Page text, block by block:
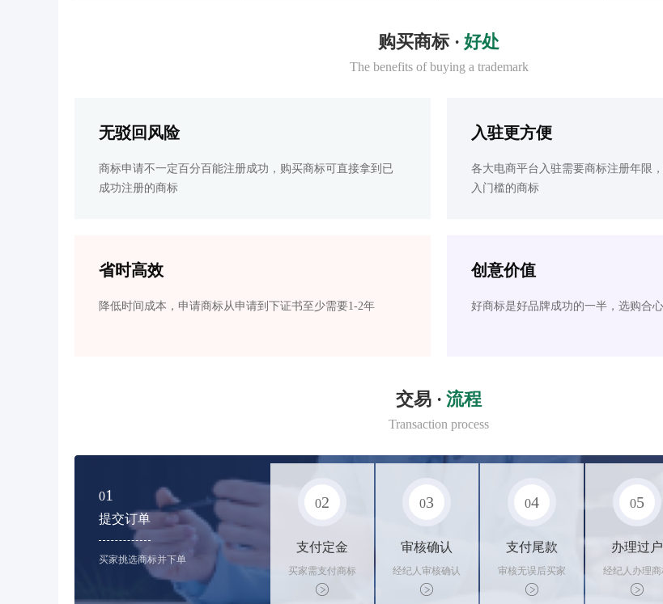
购买商标 · 好处
The benefits of buying a trademark
无驳回风险
商标申请不一定百分百能注册成功，购买商标可直接拿到已
成功注册的商标
入驻更方便
各大电商平台入驻需要商标注册年限
入门槛的商标
省时高效
降低时间成本，申请商标从申请到下证书至少需要1-2年
创意价值
好商标是好品牌成功的一半，选购合
交易 · 流程
Transaction process
01
提交订单
买家挑选商标并下单
02
支付定金
买家需支付商标
标价的10%的购
买订金
03
审核确认
经纪人审核确认
商标状态
04
支付尾款
审核无误后买家
支付尾款，卖家
办理相关手续
05
办理过户
经纪人办理商
转让手续，交
相关证书